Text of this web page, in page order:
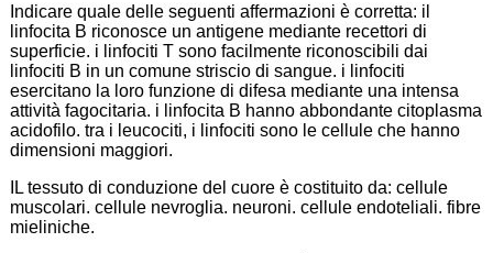
Indicare quale delle seguenti affermazioni è corretta: il
linfocita B riconosce un antigene mediante recettori di
superficie. i linfociti T sono facilmente riconoscibili dai
linfociti B in un comune striscio di sangue. i linfociti
esercitano la loro funzione di difesa mediante una intensa
attività fagocitaria. i linfocita B hanno abbondante citoplasma
acidofilo. tra i leucociti, i linfociti sono le cellule che hanno
dimensioni maggiori.
IL tessuto di conduzione del cuore è costituito da: cellule
muscolari. cellule nevroglia. neuroni. cellule endoteliali. fibre
mieliniche.